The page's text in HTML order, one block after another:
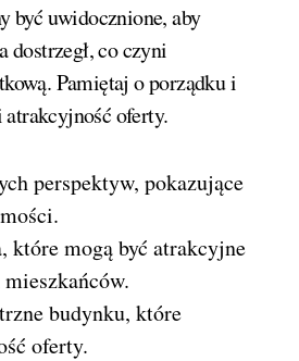
być uwidocznione, aby
dostrzegł, co czyni
Pamiętaj o porządku i
atrakcyjność oferty.
perspektyw, pokazujące
które mogą być atrakcyjne
budynku, które
oferty.